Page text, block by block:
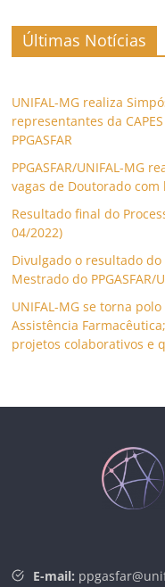
Últimas Notícias
UNIFAL-MG realiza
representantes da
PPGASFAR
PPGASFAR/UNIFAL-MG
vagas de Doutorado com
Resultado final do
04/2022)
Divulgado o resultado
Mestrado do PPGASFAR/
UNIFAL-MG se torna
Assistência
projetos colaborativos e
E-mail: